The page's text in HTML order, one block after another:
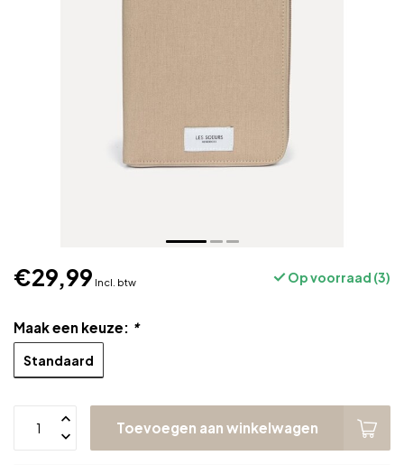
€29,99 Incl. btw Op voorraad (3)
Maak een keuze: *
Standaard
Toevoegen aan winkelwagen